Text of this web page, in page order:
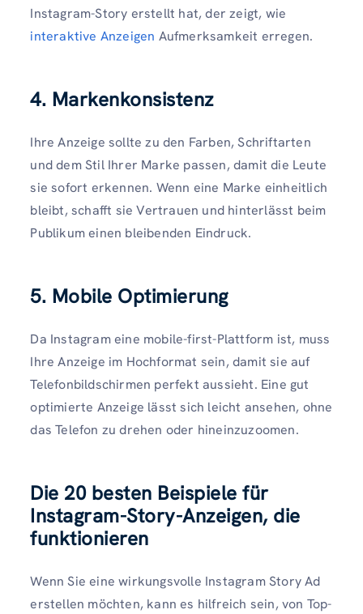
Instagram-Story erstellt hat, der zeigt, wie
interaktive Anzeigen Aufmerksamkeit erregen.
4. Markenkonsistenz
Ihre Anzeige sollte zu den Farben, Schriftarten
und dem Stil Ihrer Marke passen, damit die Leute
sie sofort erkennen. Wenn eine Marke einheitlich
bleibt, schafft sie Vertrauen und hinterlässt beim
Publikum einen bleibenden Eindruck.
5. Mobile Optimierung
Da Instagram eine mobile-first-Plattform ist, muss
Ihre Anzeige im Hochformat sein, damit sie auf
Telefonbildschirmen perfekt aussieht. Eine gut
optimierte Anzeige lässt sich leicht ansehen, ohne
das Telefon zu drehen oder hineinzuzoomen.
Die 20 besten Beispiele für
Instagram-Story-Anzeigen, die
funktionieren
Wenn Sie eine wirkungsvolle Instagram Story Ad
erstellen möchten, kann es hilfreich sein, von Top-